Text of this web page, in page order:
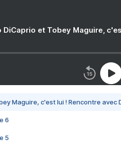
DiCaprio et Tobey Maguire,
Maguire, c'est lui ! Rencontre avec
6
5